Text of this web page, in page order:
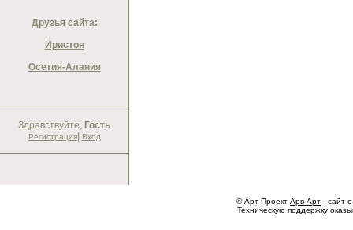
Друзья сайта:
Иристон
Осетия-Алания
Здравствуйте, Гость
Регистрация| Вход
© Арт-Проект Арв-Арт - сайт
Техническую поддержку